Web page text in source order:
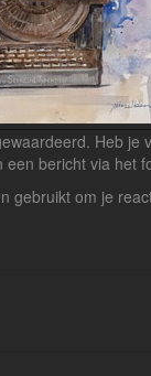
Heb je
bericht via het
gebruikt om je